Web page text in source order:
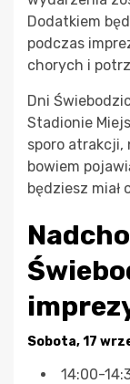
Dodatkiem
podczas
chorych i
Dni
Stadionie
sporo atrakcji,
bowiem
będziesz miał
Sobota, 17
14:00-